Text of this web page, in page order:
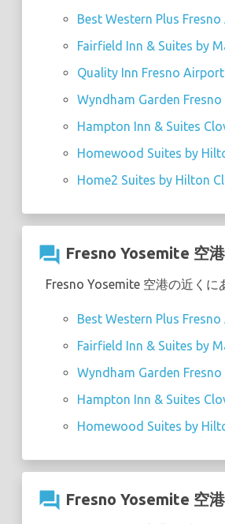
Best Western Plus
Fairfield Inn & Suites by
Quality Inn Fresno Airport
Wyndham Garden
Hampton Inn & Suites
Homewood Suites by
Home2 Suites by Hilton
question_answer Fresno Yosemite 空
Fresno Yosemite 空港の近くに
Best Western Plus
Fairfield Inn & Suites by
Wyndham Garden
Hampton Inn & Suites
Homewood Suites by
question_answer Fresno Yosemite 空